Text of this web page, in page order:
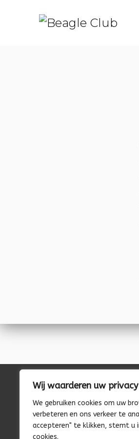
Wij waarderen uw privacy
We gebruiken cookies om uw
verbeteren en ons verkeer te
accepteren" te klikken, stemt u
cookies.
Volg ons op Social
FacebookInstagram